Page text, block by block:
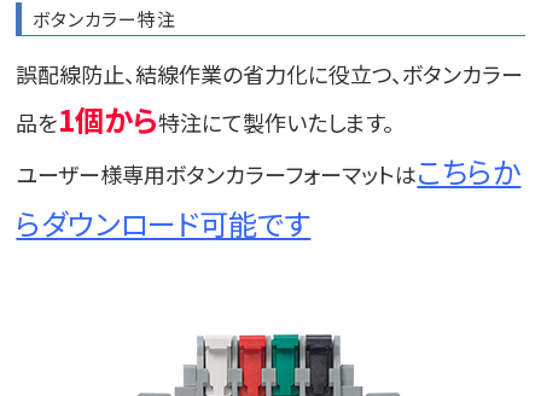
ボタンカラー特注
誤配線防止、結線作業の省力化に役立つ、ボタンカラー
品を1個から特注にて製作いたします。
ユーザー様専用ボタンカラーフォーマットはこちらか
らダウンロード可能です